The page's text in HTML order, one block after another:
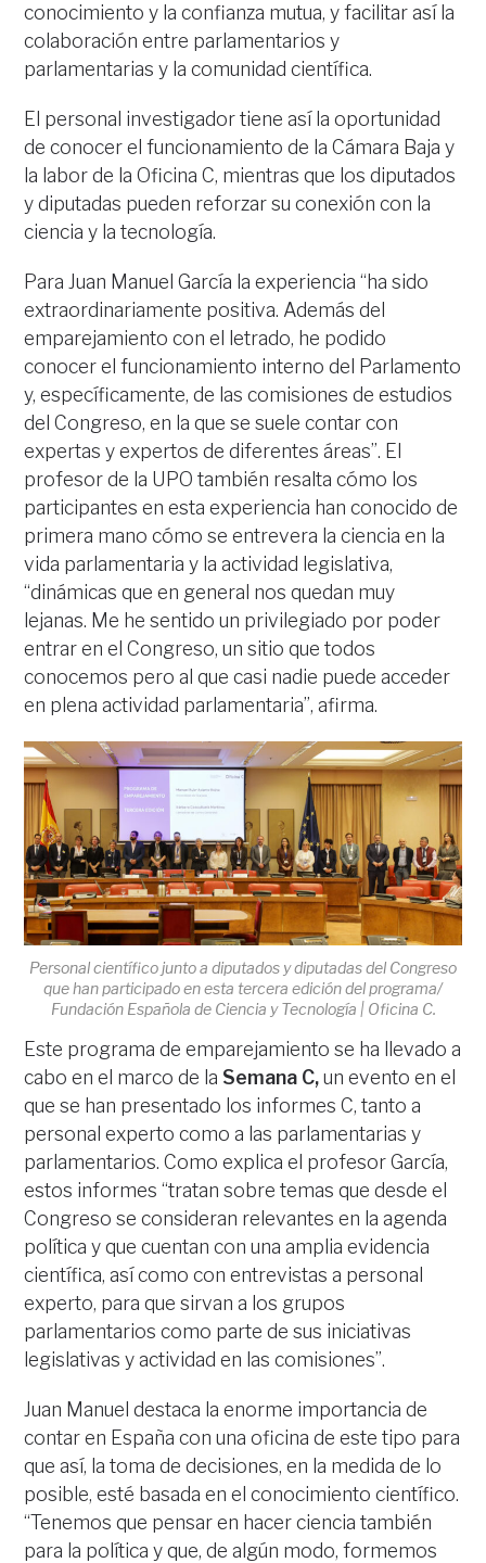
conocimiento y la confianza mutua, y facilitar así la
colaboración entre parlamentarios y
parlamentarias y la comunidad científica.
El personal investigador tiene así la oportunidad
de conocer el funcionamiento de la Cámara Baja y
la labor de la Oficina C, mientras que los diputados
y diputadas pueden reforzar su conexión con la
ciencia y la tecnología.
Para Juan Manuel García la experiencia “ha sido
extraordinariamente positiva. Además del
emparejamiento con el letrado, he podido
conocer el funcionamiento interno del Parlamento
y, específicamente, de las comisiones de estudios
del Congreso, en la que se suele contar con
expertas y expertos de diferentes áreas”. El
profesor de la UPO también resalta cómo los
participantes en esta experiencia han conocido de
primera mano cómo se entrevera la ciencia en la
vida parlamentaria y la actividad legislativa,
“dinámicas que en general nos quedan muy
lejanas. Me he sentido un privilegiado por poder
entrar en el Congreso, un sitio que todos
conocemos pero al que casi nadie puede acceder
en plena actividad parlamentaria”, afirma.
Personal científico junto a diputados y diputadas del Congreso
que han participado en esta tercera edición del programa/
Fundación Española de Ciencia y Tecnología | Oficina C.
Este programa de emparejamiento se ha llevado a
cabo en el marco de la Semana C,un evento en el
que se han presentado los informes C, tanto a
personal experto como a las parlamentarias y
parlamentarios. Como explica el profesor García,
estos informes “tratan sobre temas que desde el
Congreso se consideran relevantes en la agenda
política y que cuentan con una amplia evidencia
científica, así como con entrevistas a personal
experto, para que sirvan a los grupos
parlamentarios como parte de sus iniciativas
legislativas y actividad en las comisiones”.
Juan Manuel destaca la enorme importancia de
contar en España con una oficina de este tipo para
que así, la toma de decisiones, en la medida de lo
posible, esté basada en el conocimiento científico.
“Tenemos que pensar en hacer ciencia también
para la política y que, de algún modo, formemos